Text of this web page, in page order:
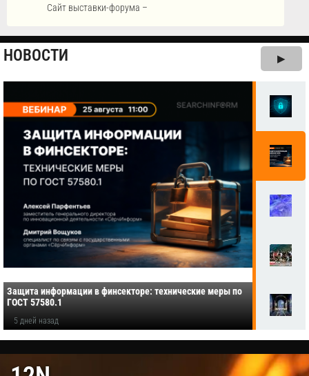
Сайт выставки-форума –
НОВОСТИ ▶
Защита информации в финсекторе: технические меры по
ГОСТ 57580.1
5 дней назад